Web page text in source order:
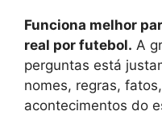
Funciona melhor
real por futebol. A
perguntas está
nomes, regras,
acontecimentos do